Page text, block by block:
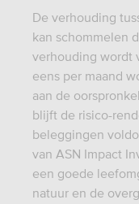
De verhouding
kan schommelen
verhouding wordt
eens per maand
aan de
blijft de risico-
beleggingen
van ASN Impact
een goede
natuur en de